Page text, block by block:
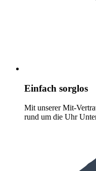
Einfach sorglos
Mit unserer Mit-
rund um die Uhr